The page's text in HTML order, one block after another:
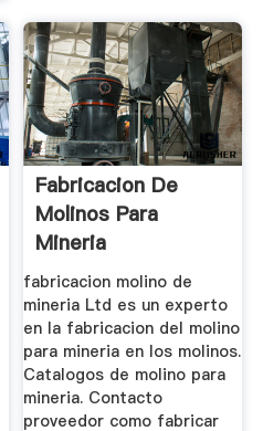
Fabricacion De
Molinos Para
Mineria
fabricacion molino de
mineria Ltd es un experto
en la fabricacion del molino
para mineria en los molinos.
Catalogos de molino para
mineria. Contacto
proveedor como fabricar